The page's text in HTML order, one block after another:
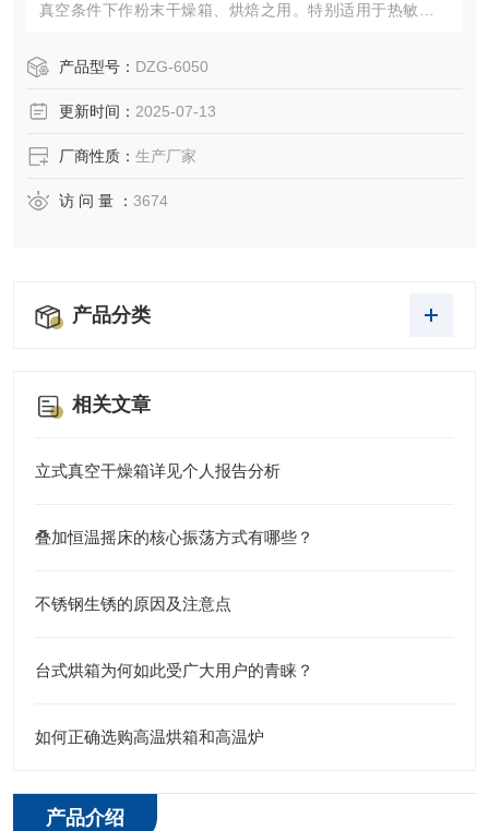
真空条件下作粉末干燥箱、烘焙之用。特别适用于热敏性、
产品型号： DZG-6050
更新时间： 2025-07-13
厂商性质： 生产厂家
访 问 量 ： 3674
产品分类
相关文章
立式真空干燥箱详见个人报告分析
叠加恒温摇床的核心振荡方式有哪些？
不锈钢生锈的原因及注意点
台式烘箱为何如此受广大用户的青睐？
如何正确选购高温烘箱和高温炉
产品介绍